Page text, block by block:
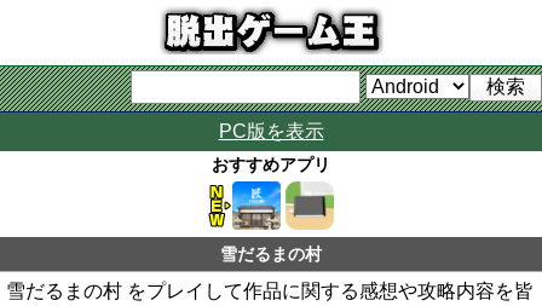
PC版を表示
おすすめアプリ
雪だるまの村
雪だるまの村 をプレイして作品に関する感想や攻略内容を皆